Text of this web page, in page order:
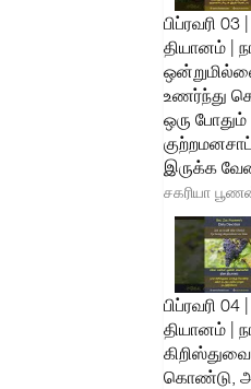
பிப்ரவரி
தியானம் |
உணர்ந்து
ஒரு போதும்
இருக்க
சகரியா
பிப்ரவரி
தியானம் |
கிறிஸ்துவை
கொண்டு,